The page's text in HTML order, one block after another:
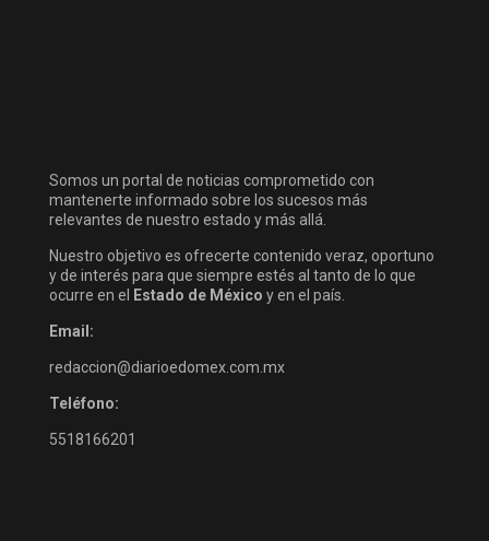
Somos un portal de noticias comprometido con
mantenerte informado sobre los sucesos más
relevantes de nuestro estado y más allá.
Nuestro objetivo es ofrecerte contenido veraz, oportuno
y de interés para que siempre estés al tanto de lo que
ocurre en el
Estado de México y en el país.
Email:
redaccion@diarioedomex.com.mx
Teléfono:
5518166201